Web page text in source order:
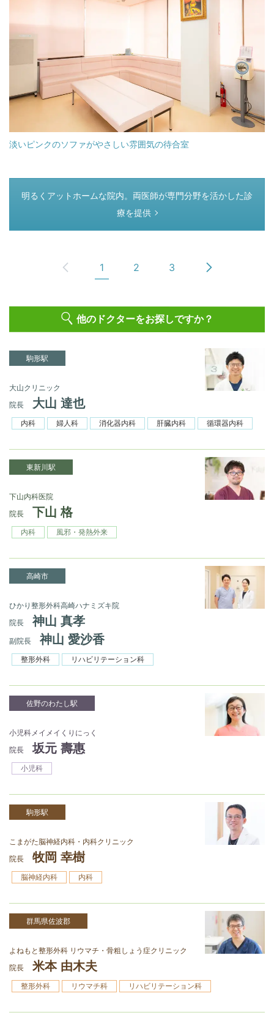
淡いピンクのソファがやさしい雰囲気の待合室
つぎのページ
明るくアットホームな院内。両医師が専門分野を活かした診
療を提供
1 2 3
他のドクターをお探しですか？
駒形駅
大山クリニック
院長
大山 達也
内科 婦人科 消化器内科 肝臓内科 循環器内科
東新川駅
下山内科医院
院長
下山 格
内科 風邪・発熱外来
高崎市
ひかり整形外科高崎ハナミズキ院
院長
神山 真孝
副院長 神山 愛沙香
整形外科 リハビリテーション科
佐野のわたし駅
小児科メイメイくりにっく
院長
坂元 壽惠
小児科
駒形駅
こまがた脳神経内科・内科クリニック
院長
牧岡 幸樹
脳神経内科 内科
群馬県佐波郡
よねもと整形外科 リウマチ・骨粗しょう症クリニック
院長
米本 由木夫
整形外科 リウマチ科 リハビリテーション科